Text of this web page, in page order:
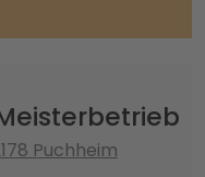
Puchheim